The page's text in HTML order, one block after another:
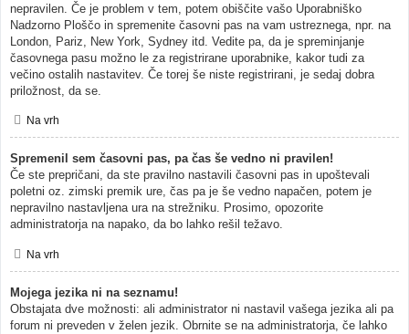
nepravilen. Če je problem v tem, potem obiščite vašo Uporabniško
Nadzorno Ploščo in spremenite časovni pas na vam ustreznega, npr. na
London, Pariz, New York, Sydney itd. Vedite pa, da je spreminjanje
časovnega pasu možno le za registrirane uporabnike, kakor tudi za
večino ostalih nastavitev. Če torej še niste registrirani, je sedaj dobra
priložnost, da se.
Na vrh
Spremenil sem časovni pas, pa čas še vedno ni pravilen!
Če ste prepričani, da ste pravilno nastavili časovni pas in upoštevali
poletni oz. zimski premik ure, čas pa je še vedno napačen, potem je
nepravilno nastavljena ura na strežniku. Prosimo, opozorite
administratorja na napako, da bo lahko rešil težavo.
Na vrh
Mojega jezika ni na seznamu!
Obstajata dve možnosti: ali administrator ni nastavil vašega jezika ali pa
forum ni preveden v želen jezik. Obrnite se na administratorja, če lahko